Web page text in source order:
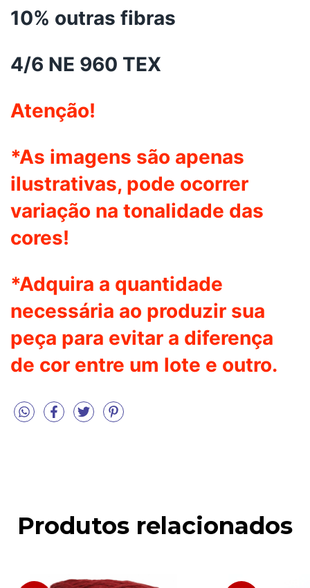
10% outras fibras
4/6 NE 960 TEX
Atenção!
*As imagens são apenas
ilustrativas, pode ocorrer
variação na tonalidade das
cores!
*Adquira a quantidade
necessária ao produzir sua
peça para evitar a diferença
de cor entre um lote e outro.
Produtos relacionados